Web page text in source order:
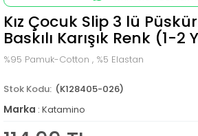
Kız Çocuk Slip 3 lü
Baskılı Karışık Renk (1-2
%95 Pamuk-Cotton , %5 Elastan
(K128405-026)
Marka : Katamino